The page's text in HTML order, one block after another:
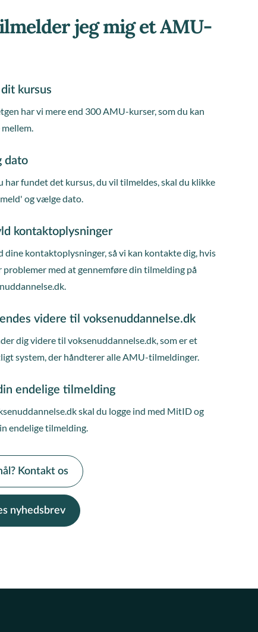
jeg mig et AMU-
dit kursus
har vi mere end 300 AMU-kurser, som du kan
dato
har fundet det kursus, du vil tilmeldes, skal du klikke
og vælge dato.
kontaktoplysninger
dine kontaktoplysninger, så vi kan kontakte dig, hvis
problemer med at gennemføre din tilmelding på
videre til voksenuddannelse.dk
dig videre til voksenuddannelse.dk, som er et
system, der håndterer alle AMU-tilmeldinger.
endelige tilmelding
skal du logge ind med MitID og
endelige tilmelding.
Kontakt os
nyhedsbrev